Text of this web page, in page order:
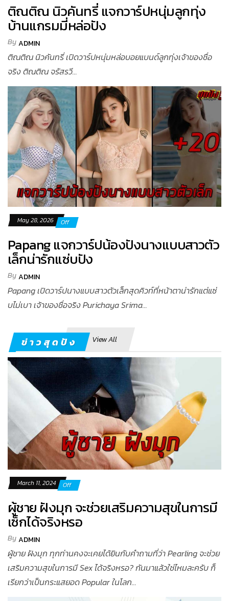
ติณติณ นิวคันทรี่ แจกวาร์ปหนุ่มลูกทุ่ง
บ้านแกรมมี่หล่อปัง
ByADMIN
ติณติณ นิวคันทรี่ เปิดวาร์ปหนุ่มหล่อบอยแบนด์ลูกทุ่งเจ้าของชื่อ
จริง ติณติณ จรัสรวี...
May 28, 2026 Off
Papang แจกวาร์ปน้องปังนางแบบสาวตัว
เล็กน่ารักแซ่บปัง
ByADMIN
Papang เปิดวาร์ปนางแบบสาวตัวเล็กสุดคิวท์ที่หน้าตาน่ารักแต่แซ่
บไม่เบา เจ้าของชื่อจริง Purichaya Srima...
ข่าวสุดปัง View All
March 11, 2024 Off
ผู้ชาย ฝังมุก จะช่วยเสริมความสุขในการมี
เซ็กได้จริงหรอ
ByADMIN
ผู้ชาย ฝังมุก ทุกท่านคงจะเคยได้ยินกับคำถามที่ว่า Pearling จะช่วย
เสริมความสุขในการมี Sex ได้จริงหรอ? กันมาแล้วใช่ไหมละครับ ก็
เรียกว่าเป็นกระแสยอด Popular ในโลก...